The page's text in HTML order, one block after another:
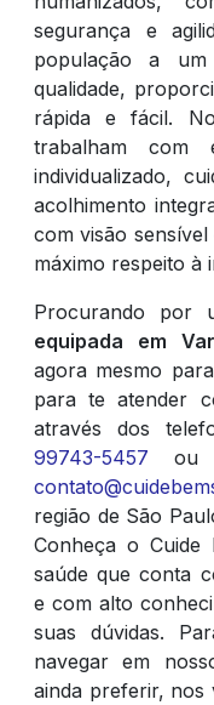
segurança e
população a
qualidade,
rápida e fácil.
trabalham com
individualizado,
acolhimento
com visão
máximo respeito à
Procurando por
equipada em
agora mesmo
para te atender
através dos
99743-5457 ou
região de São
Conheça o Cuide
saúde que conta
e com alto
suas dúvidas.
navegar em
ainda preferir, nos